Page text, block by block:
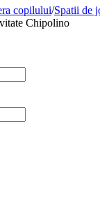
copilului/Spatii de
Chipolino